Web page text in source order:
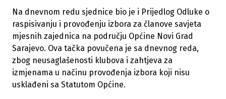
Na dnevnom redu sjednice bio je i Prijedlog Odluke o
raspisivanju i provođenju izbora za članove savjeta
mjesnih zajednica na području Općine Novi Grad
Sarajevo. Ova tačka povučena je sa dnevnog reda,
zbog neusaglašenosti klubova i zahtjeva za
izmjenama u načinu provođenja izbora koji nisu
usklađeni sa Statutom Općine.